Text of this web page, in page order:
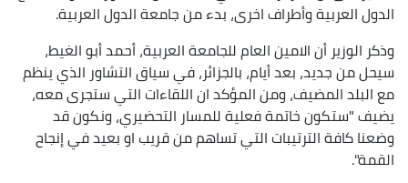
الدول العربية وأطراف اخرى، بدء من جامعة الدول العربية.
وذكر الوزير أن الامين العام للجامعة العربية، أحمد أبو الغيط،
سيحل من جديد، بعد أيام، بالجزائر، في سياق التشاور الذي ينظم
مع البلد المضيف، ومن المؤكد ان اللقاءات التي ستجرى معه،
يضيف "ستكون خاتمة فعلية للمسار التحضيري، ونكون قد
وضعنا كافة الترتيبات التي تساهم من قريب او بعيد في إنجاح
القمة".